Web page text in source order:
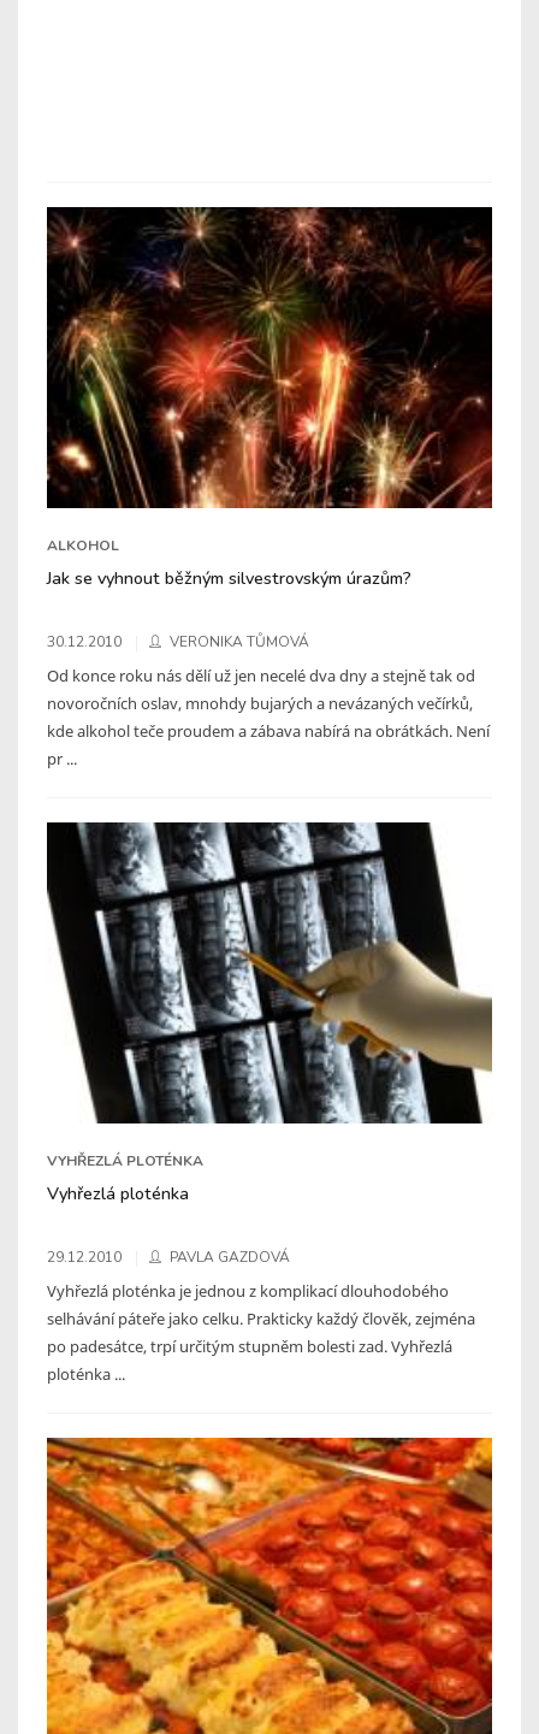
ALKOHOL
Jak se vyhnout běžným silvestrovským úrazům?
30.12.2010 VERONIKA TŮMOVÁ
Od konce roku nás dělí už jen necelé dva dny a stejně tak od
novoročních oslav, mnohdy bujarých a nevázaných večírků,
kde alkohol teče proudem a zábava nabírá na obrátkách. Není
pr ...
VYHŘEZLÁ PLOTÉNKA
Vyhřezlá ploténka
29.12.2010 PAVLA GAZDOVÁ
Vyhřezlá ploténka je jednou z komplikací dlouhodobého
selhávání páteře jako celku. Prakticky každý člověk, zejména
po padesátce, trpí určitým stupněm bolesti zad. Vyhřezlá
ploténka ...